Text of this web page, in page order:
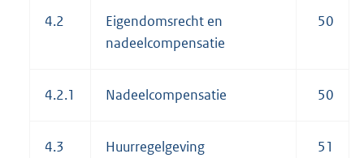
4.2
Eigendomsrecht en
nadeelcompensatie
50
4.2.1 Nadeelcompensatie 50
4.3 Huurregelgeving 51